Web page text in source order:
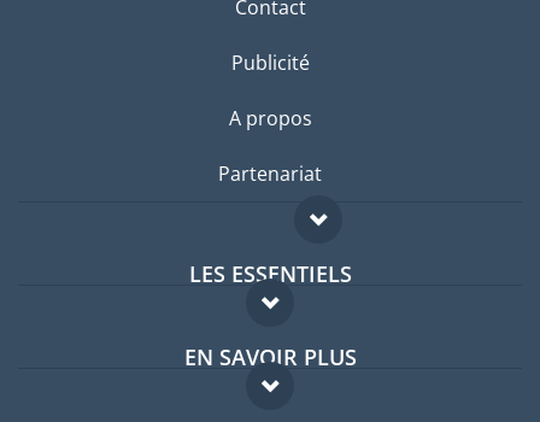
Contact
Publicité
A propos
Partenariat
LES ESSENTIELS
Forum expatriés
Guides pays
EN SAVOIR PLUS
FAQ